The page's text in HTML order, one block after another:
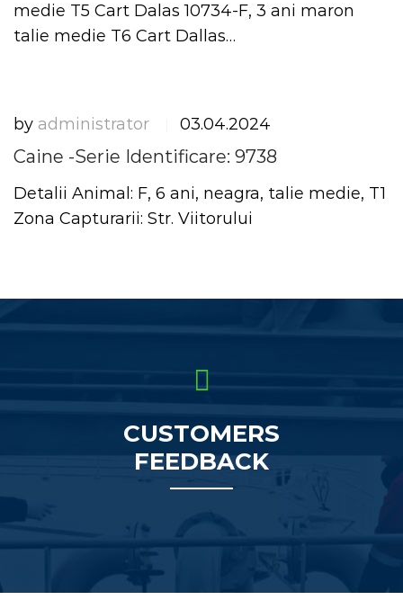
medie T5 Cart Dalas 10734-F, 3 ani maron
talie medie T6 Cart Dallas…
by administrator 03.04.2024
Caine -Serie Identificare: 9738
Detalii Animal: F, 6 ani, neagra, talie medie, T1
Zona Capturarii: Str. Viitorului
CUSTOMERS
FEEDBACK